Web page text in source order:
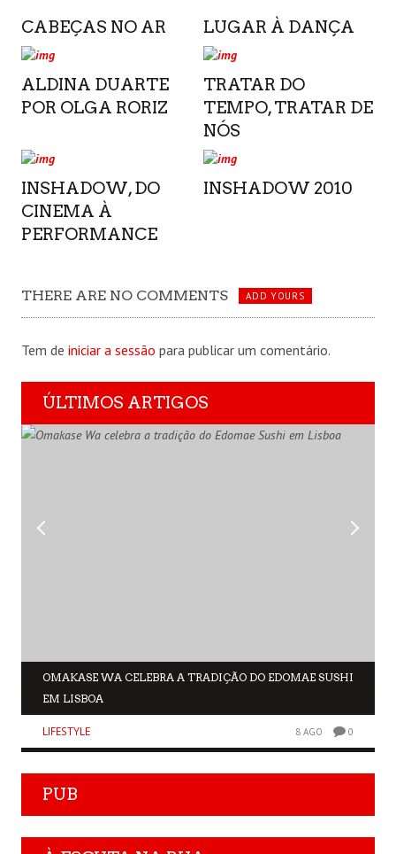
CABEÇAS NO AR LUGAR À DANÇA
ALDINA DUARTE
POR OLGA RORIZ
TRATAR DO
TEMPO, TRATAR DE
NÓS
INSHADOW, DO
CINEMA À
PERFORMANCE
INSHADOW 2010
THERE ARE NO COMMENTS ADD YOURS
Tem de iniciar a sessão para publicar um comentário.
ÚLTIMOS ARTIGOS
OMAKASE WA CELEBRA A TRADIÇÃO DO EDOMAE SUSHI
EM LISBOA
LIFESTYLE 8 AGO 0
PUB